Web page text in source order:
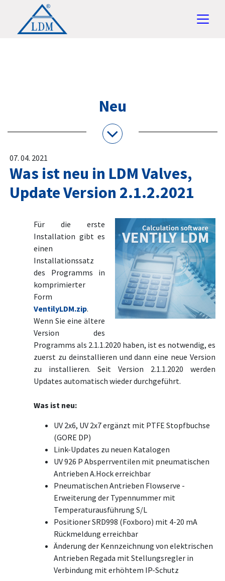
Neu
07. 04. 2021
Was ist neu in LDM Valves,
Update Version 2.1.2.2021
Für die erste
Installation gibt es
einen
Installationssatz
des Programms in
komprimierter
Form
VentilyLDM.zip.
Wenn Sie eine ältere
Version des
Programms als 2.1.1.2020 haben, ist es notwendig, es
zuerst zu deinstallieren und dann eine neue Version
zu installieren. Seit Version 2.1.1.2020 werden
Updates automatisch wieder durchgeführt.
Was ist neu:
UV 2x6, UV 2x7 ergänzt mit PTFE Stopfbuchse
(GORE DP)
Link-Updates zu neuen Katalogen
UV 926 P Absperrventilen mit pneumatischen
Antrieben A.Hock erreichbar
Pneumatischen Antrieben Flowserve -
Erweiterung der Typennummer mit
Temperaturausführung S/L
Positioner SRD998 (Foxboro) mit 4-20 mA
Rückmeldung erreichbar
Änderung der Kennzeichnung von elektrischen
Antrieben Regada mit Stellungsregler in
Verbindung mit erhöhtem IP-Schutz